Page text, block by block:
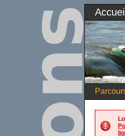
Accueil